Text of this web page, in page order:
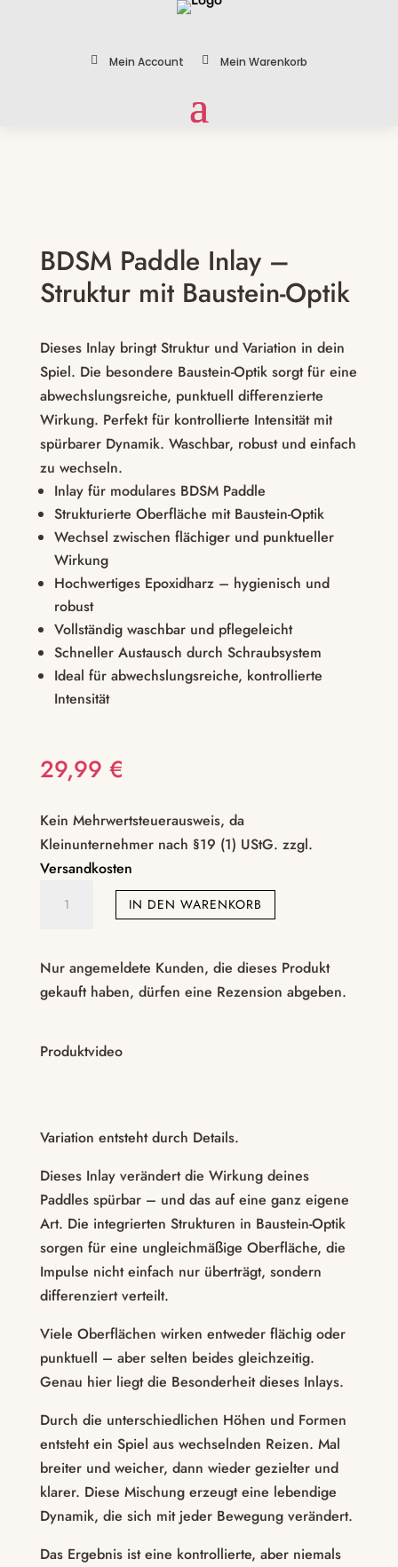
 Mein Account  Mein Warenkorb
BDSM Paddle Inlay –
Struktur mit Baustein-Optik
Dieses Inlay bringt Struktur und Variation in dein
Spiel. Die besondere Baustein-Optik sorgt für eine
abwechslungsreiche, punktuell differenzierte
Wirkung. Perfekt für kontrollierte Intensität mit
spürbarer Dynamik. Waschbar, robust und einfach
zu wechseln.
Inlay für modulares BDSM Paddle
Strukturierte Oberfläche mit Baustein-Optik
Wechsel zwischen flächiger und punktueller
Wirkung
Hochwertiges Epoxidharz – hygienisch und
robust
Vollständig waschbar und pflegeleicht
Schneller Austausch durch Schraubsystem
Ideal für abwechslungsreiche, kontrollierte
Intensität
29,99 €
Kein Mehrwertsteuerausweis, da
Kleinunternehmer nach §19 (1) UStG. zzgl.
Versandkosten
Paddle
–
Struktur
Optik
IN DEN WARENKORB
Nur angemeldete Kunden, die dieses Produkt
gekauft haben, dürfen eine Rezension abgeben.
Produktvideo
Variation entsteht durch Details.
Dieses Inlay verändert die Wirkung deines
Paddles spürbar – und das auf eine ganz eigene
Art. Die integrierten Strukturen in Baustein-Optik
sorgen für eine ungleichmäßige Oberfläche, die
Impulse nicht einfach nur überträgt, sondern
differenziert verteilt.
Viele Oberflächen wirken entweder flächig oder
punktuell – aber selten beides gleichzeitig.
Genau hier liegt die Besonderheit dieses Inlays.
Durch die unterschiedlichen Höhen und Formen
entsteht ein Spiel aus wechselnden Reizen. Mal
breiter und weicher, dann wieder gezielter und
klarer. Diese Mischung erzeugt eine lebendige
Dynamik, die sich mit jeder Bewegung verändert.
Das Ergebnis ist eine kontrollierte, aber niemals